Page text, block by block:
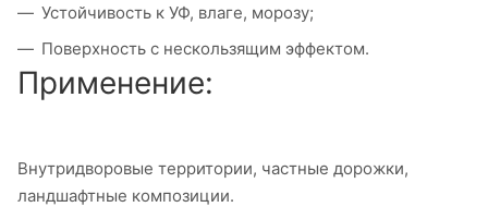
Устойчивость к УФ, влаге, морозу;
Поверхность с нескользящим эффектом.
Применение:
Внутридворовые территории, частные дорожки,
ландшафтные композиции.